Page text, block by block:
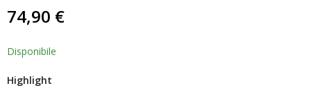
com5.00
em 5 com
base em
de
cliente
74,90 €
Disponibile
Highlight